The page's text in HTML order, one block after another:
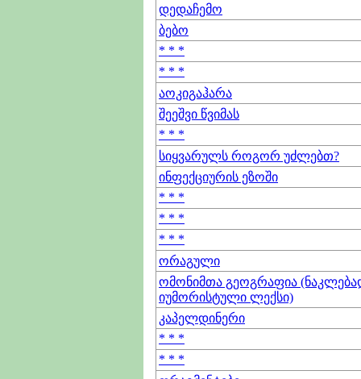
დედაჩემო
ბებო
* * *
* * *
აოკიგაჰარა
შეეშვი წვიმას
* * *
სიყვარულს როგორ უძლებთ?
ინფექციურის ეზოში
* * *
* * *
* * *
ორაგული
ომონიმთა გეოგრაფია
იუმორისტული ლექსი)
კაპელდინერი
* * *
* * *